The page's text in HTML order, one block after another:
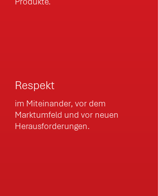
Respekt
im Miteinander, vor dem
Marktumfeld und vor neuen
Herausforderungen.